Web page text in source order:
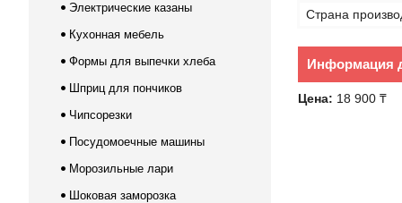
Страна
Информация
Цена: 18 900 ₸
Электрические казаны
Кухонная мебель
Формы для выпечки хлеба
Шприц для пончиков
Чипсорезки
Посудомоечные машины
Морозильные лари
Шоковая заморозка